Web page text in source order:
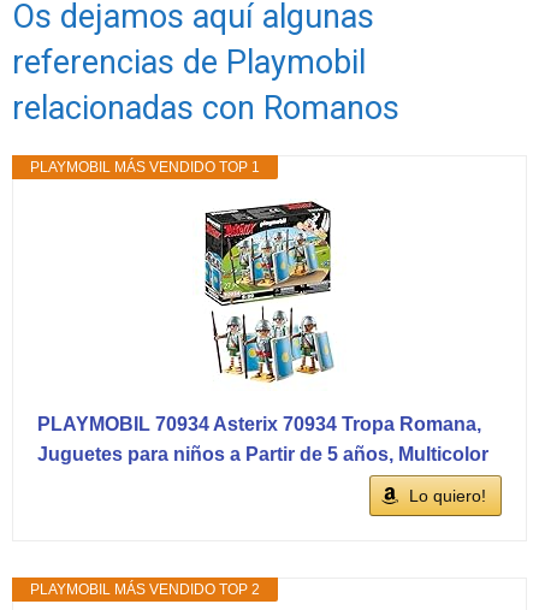
Os dejamos aquí algunas
referencias de Playmobil
relacionadas con Romanos
PLAYMOBIL MÁS VENDIDO TOP 1
PLAYMOBIL 70934 Asterix 70934 Tropa Romana,
Juguetes para niños a Partir de 5 años, Multicolor
Lo quiero!
PLAYMOBIL MÁS VENDIDO TOP 2